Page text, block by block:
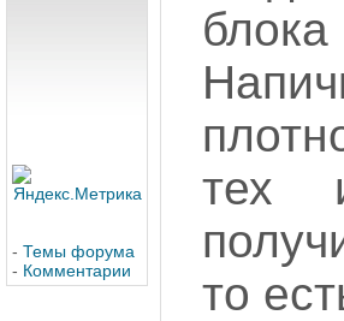
- Темы форума
- Комментарии
тех
то